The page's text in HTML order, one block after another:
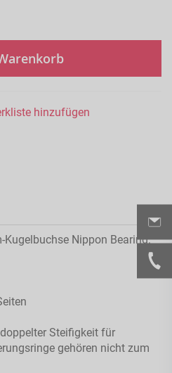
hinzufügen
Kugelbuchse Nippon Bearing:
Steifigkeit für
gehören nicht zum